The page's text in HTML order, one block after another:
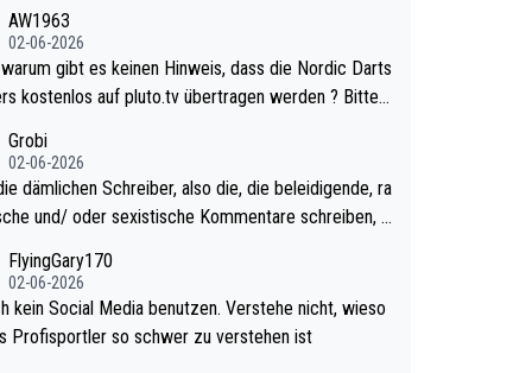
Lawrie als Nummer 1 de
eh qualifiziert. Somit ändert die automatische Qualifi
Weltmeisters erstmal nichts. Ich denke sie woll
die PDC und wird wohl wenig WDF Turniere spiele
war bei Archie Self letztes Jahr der Fall. Er musste
Weltmeister durch den Qualifier und ich gla
dass Mitchel sich das (in Vegas) antun würde, w
doch eigentlich die PDC-WM als Ziel hat.
AW1963
02-06-2026
kostenlos auf pluto.tv übertragen werden ? Bitte
Grobi
02-06-2026
dämlichen Schreiber, also die, die beleidigende, ra
und/ oder sexistische Kommentare schreiben, d
Leben in den Griff kriegen. Nur eins wundert
Littler war doch neulich erst derjenige, der übe
Media GvV provoziert hat. Und Littlers Mutter schi
FlyingGary170
02-06-2026
kein Social Media benutzen. Verstehe nicht, wieso
Profisportler so schwer zu verstehen ist